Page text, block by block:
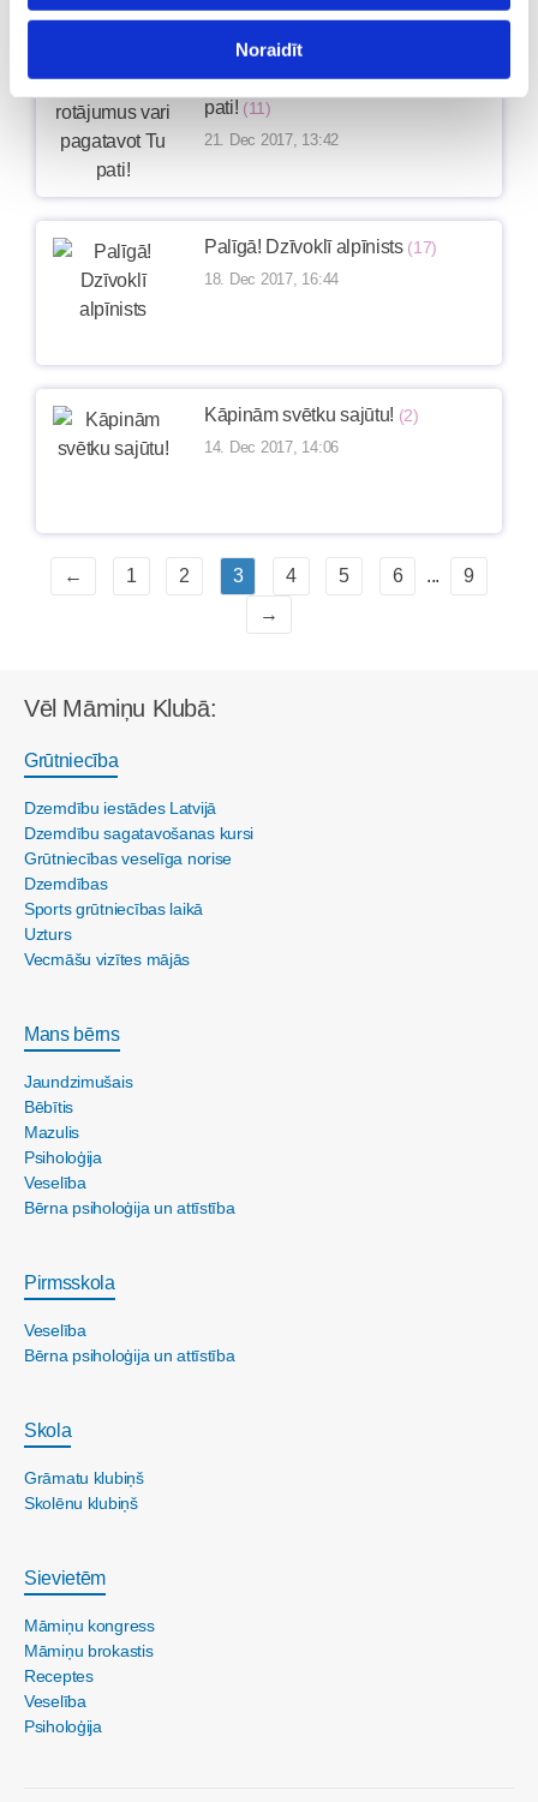
Noraidīt
Eglītes rotājumus vari pagatavot Tu
pati! (11)
21. Dec 2017, 13:42
Palīgā! Dzīvoklī alpīnists (17)
18. Dec 2017, 16:44
Kāpinām svētku sajūtu! (2)
14. Dec 2017, 14:06
← 1 2 3 4 5 6 ...
9
→
Vēl Māmiņu Klubā:
Grūtniecība
Dzemdību iestādes Latvijā
Dzemdību sagatavošanas kursi
Grūtniecības veselīga norise
Dzemdības
Sports grūtniecības laikā
Uzturs
Vecmāšu vizītes mājās
Mans bērns
Jaundzimušais
Bēbītis
Mazulis
Psiholoģija
Veselība
Bērna psiholoģija un attīstība
Pirmsskola
Veselība
Bērna psiholoģija un attīstība
Skola
Grāmatu klubiņš
Skolēnu klubiņš
Sievietēm
Māmiņu kongress
Māmiņu brokastis
Receptes
Veselība
Psiholoģija